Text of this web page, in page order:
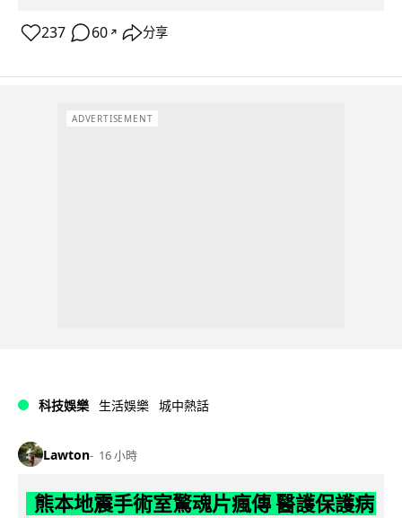
237 60 ↗ 分享
ADVERTISEMENT
科技娛樂 生活娛樂 城中熱話
Lawton 16 小時
熊本地震手術室驚魂片瘋傳 醫護保護病